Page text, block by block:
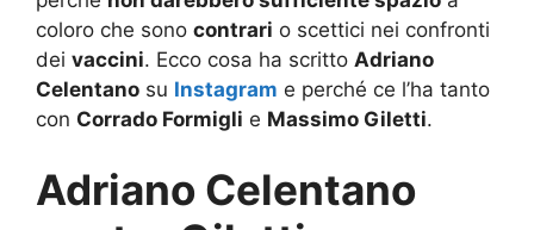
coloro che sono contrari o scettici nei confronti
dei vaccini. Ecco cosa ha scritto Adriano
Celentano su Instagram e perché ce l’ha tanto
con Corrado Formigli e Massimo Giletti.
Adriano Celentano